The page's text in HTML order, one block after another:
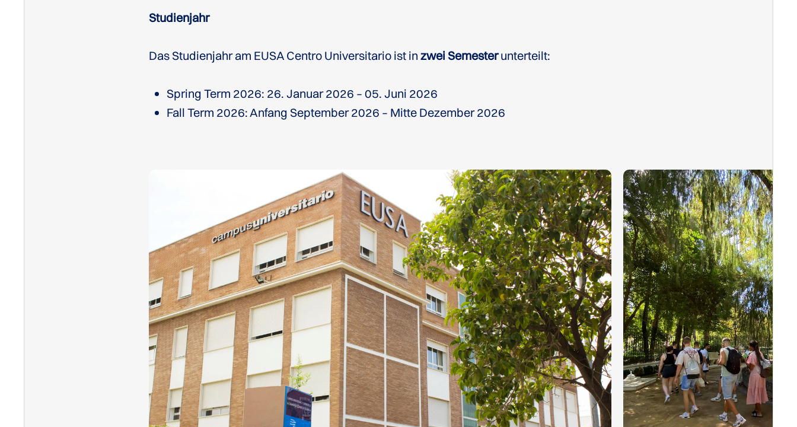
Studienjahr
Das Studienjahr am EUSA Centro Universitario ist in zwei Semester unterteilt:
Spring Term 2026: 26. Januar 2026 – 05. Juni 2026
Fall Term 2026: Anfang September 2026 – Mitte Dezember 2026